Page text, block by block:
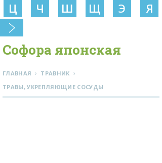
Ц
Ч Ш Щ Э Я
Софора японская
ГЛАВНАЯ › ТРАВНИК ›
ТРАВЫ, УКРЕПЛЯЮЩИЕ СОСУДЫ